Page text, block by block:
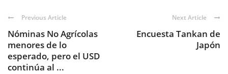
Previous Article
Nóminas No Agrícolas
menores de lo
esperado, pero el USD
continúa al ...
Next Article
Encuesta Tankan de
Japón